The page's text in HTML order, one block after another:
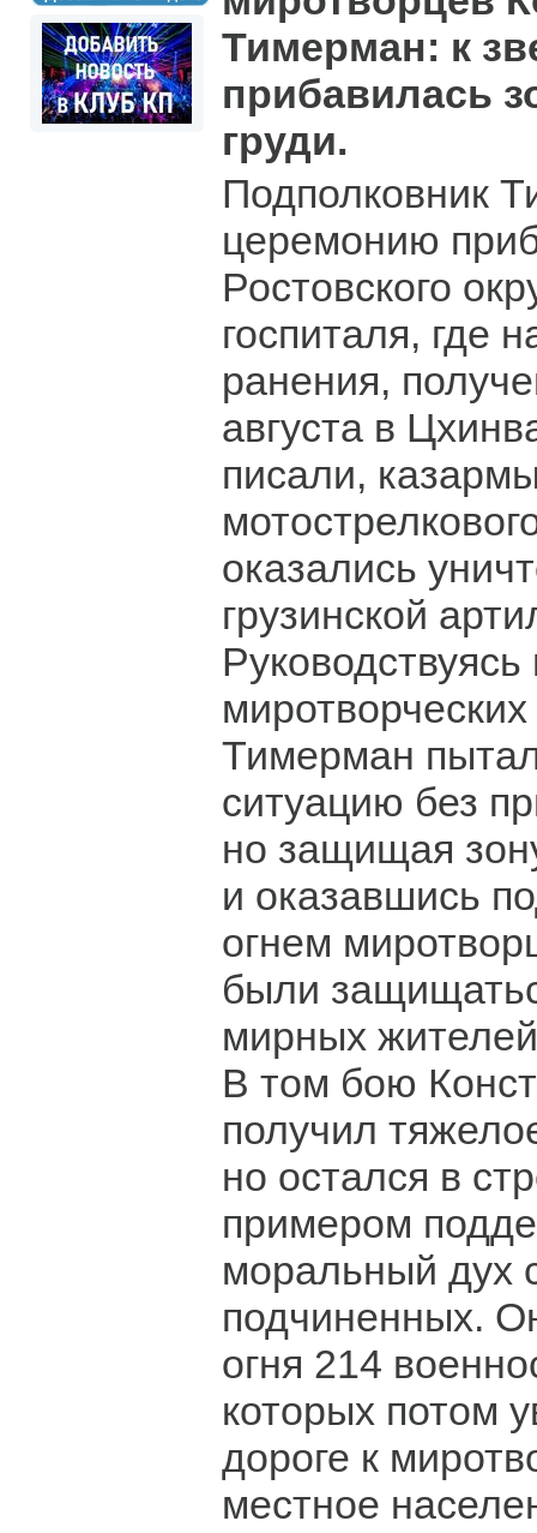
Тимерман: к
прибавилась
груди.
Подполковник
церемонию
Ростовского
госпиталя, где
ранения,
августа в
писали,
оказались
грузинской
Тимерман
ситуацию без
но защищая
и оказавшись
огнем
были
мирных
В том бою
получил
но остался в
примером
моральный дух
подчиненных.
огня 214
которых потом
дороге к
местное